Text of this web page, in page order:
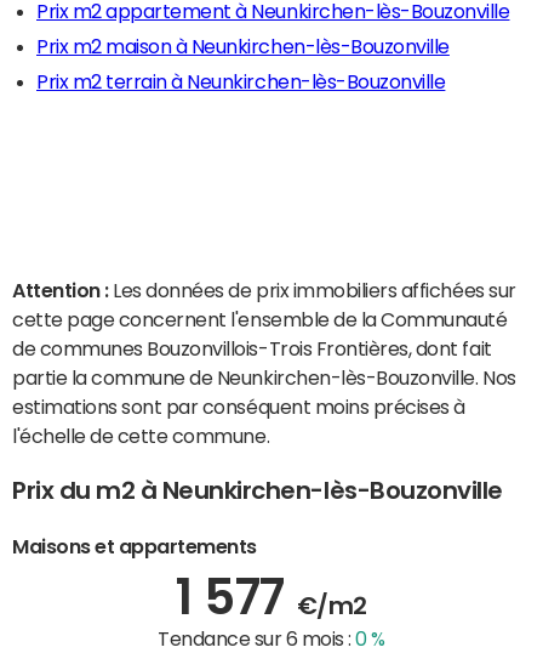
Prix m2 appartement à Neunkirchen-lès-Bouzonville
Prix m2 maison à Neunkirchen-lès-Bouzonville
Prix m2 terrain à Neunkirchen-lès-Bouzonville
Attention : Les données de prix immobiliers affichées sur
cette page concernent l'ensemble de la Communauté
de communes Bouzonvillois-Trois Frontières, dont fait
partie la commune de Neunkirchen-lès-Bouzonville. Nos
estimations sont par conséquent moins précises à
l'échelle de cette commune.
Prix du m2 à Neunkirchen-lès-Bouzonville
Maisons et appartements
1 577 €/m2
Tendance sur 6 mois :0 %